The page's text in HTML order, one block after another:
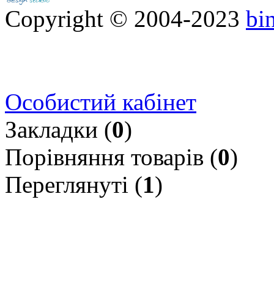
Copyright © 2004-2023
Особистий кабінет
Закладки (0)
Порівняння товарів (0)
Переглянуті (1)